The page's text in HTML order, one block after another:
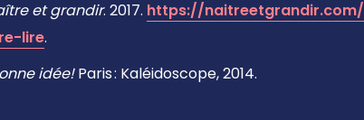
et grandir. 2017. https://
lire.
idée!Paris : Kaléidoscope, 2014.